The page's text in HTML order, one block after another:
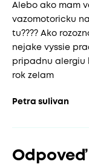
Alebo ako mam
vazomotoricku
tu???? Ako
nejake vyssie
pripadnu alergiu
rok zelam
Petra sulivan
Odpoveď